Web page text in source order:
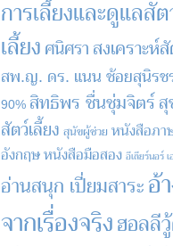
การเลี้ยงและดูแลสัต
เลี้ยง ศนิศรา สงเคราะห์
สพ.ญ. ดร. แนน ช้อยสุนิรช
90% สิทธิพร ชื่นชุ่มจิตร์ สุ
สัตว์เลี้ยง สุนัขผู้ช่วย หนังสือภา
อังกฤษ หนังสือมือสอง อีเลียร์นอร์ เ
อ่านสนุก เปี่ยมสาระ อ้
จากเรื่องจริง ฮอลลี